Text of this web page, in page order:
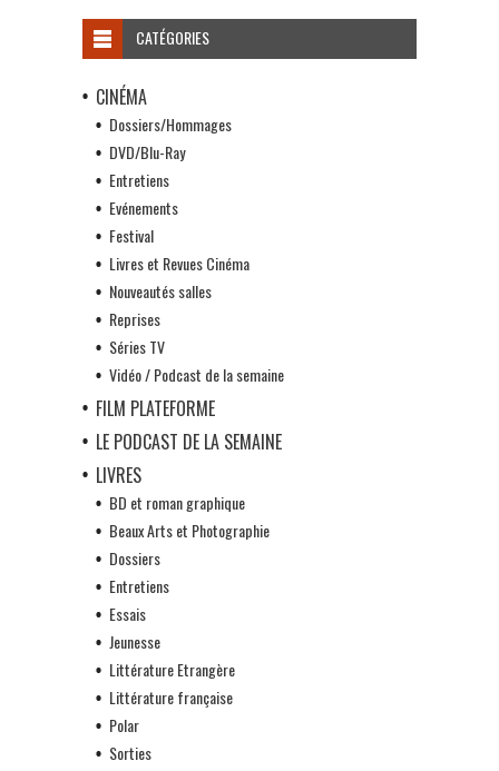
CATÉGORIES
CINÉMA
Dossiers/Hommages
DVD/Blu-Ray
Entretiens
Evénements
Festival
Livres et Revues Cinéma
Nouveautés salles
Reprises
Séries TV
Vidéo / Podcast de la semaine
FILM PLATEFORME
LE PODCAST DE LA SEMAINE
LIVRES
BD et roman graphique
Beaux Arts et Photographie
Dossiers
Entretiens
Essais
Jeunesse
Littérature Etrangère
Littérature française
Polar
Sorties